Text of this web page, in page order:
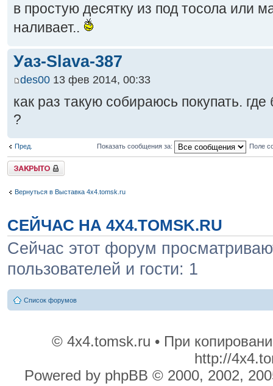
в простую десятку из под тосола или
наливает..
Уаз-Slava-387
des00 13 фев 2014, 00:33
как раз такую собираюсь покупать.
?
Пред. Показать сообщения за: Поле
Закрыто
Вернуться в Выставка 4x4.tomsk.ru
СЕЙЧАС НА 4X4.TOMSK.RU
Сейчас этот форум
пользователей и гости: 1
Список форумов
© 4x4.tomsk.ru • При
http://
Powered by phpBB © 2000, 2002,